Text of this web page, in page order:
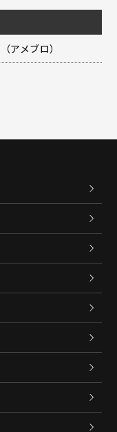
アメブロ）